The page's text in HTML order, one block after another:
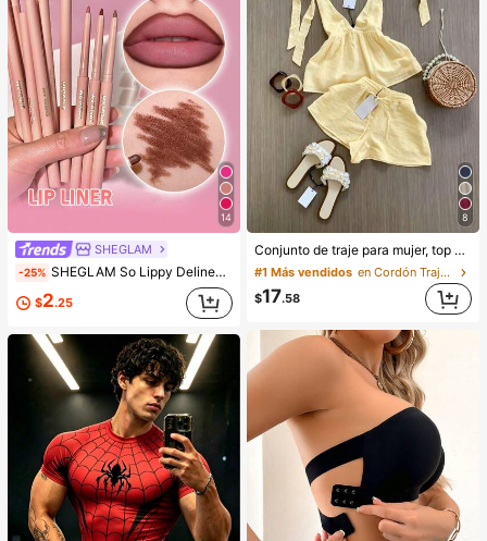
14
SHEGLAM
-25% SHEGLAM So Lippy Delineador De Labios-But First,Coffee Lip Combo Marca De Belleza CosméTica Maquillaje Para Mujeres Y NiñAs
$2.25
8
Conjunto de traje para mujer, top sin mangas con diseño elegante de lazo y pantalones cortos. Y conjunto elegante de ropa de oficina, camisola y pantalones cortos. Verano, de la oficina al fin de semana, conjuntos de dos piezas
#1 Más vendidos
en Cordón Trajes de dos piezas para mujer
$17.58